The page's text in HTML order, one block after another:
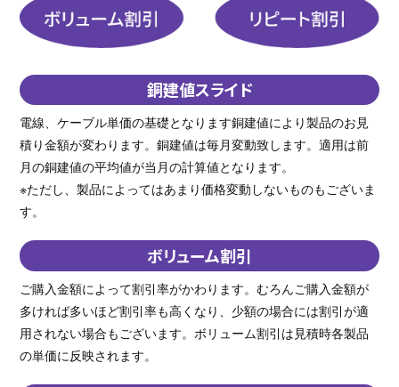
銅建値スライド
電線、ケーブル単価の基礎となります銅建値により製品のお見
積り金額が変わります。銅建値は毎月変動致します。適用は前
月の銅建値の平均値が当月の計算値となります。
※ただし、製品によってはあまり価格変動しないものもございま
す。
ボリューム割引
ご購入金額によって割引率がかわります。むろんご購入金額が
多ければ多いほど割引率も高くなり、少額の場合には割引が適
用されない場合もございます。ボリューム割引は見積時各製品
の単価に反映されます。